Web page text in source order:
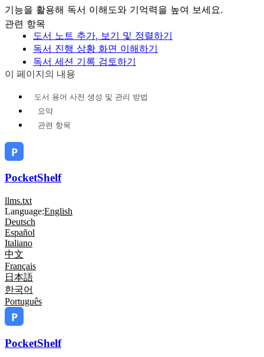
기능을 활용해 독서 이해도와 기억력을 높여 보세요.
관련 항목
도서 노트 추가, 보기 및 정렬하기
독서 진행 상황 화면 이해하기
독서 세션 기록 검토하기
이 페이지의 내용
도서 용어 사전 생성 및 관리 방법
요약
관련 항목
PocketShelf
llms.txt
Language:English
Deutsch
Español
Italiano
中文
Français
日本語
한국어
Português
PocketShelf